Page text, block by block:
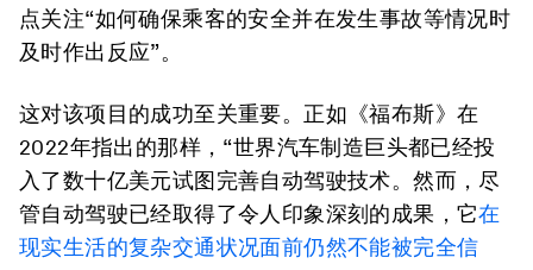
点关注“如何确保乘客的安全并在发生事故等情况时
及时作出反应”。
这对该项目的成功至关重要。正如《福布斯》在
2022年指出的那样，“世界汽车制造巨头都已经投
入了数十亿美元试图完善自动驾驶技术。然而，尽
管自动驾驶已经取得了令人印象深刻的成果，它在
现实生活的复杂交通状况面前仍然不能被完全信